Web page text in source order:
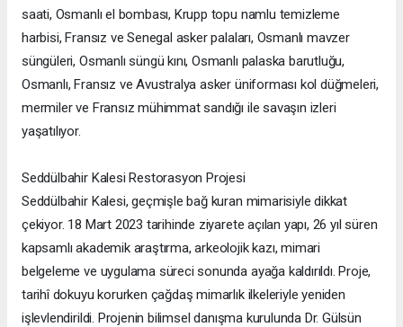
saati, Osmanlı el bombası, Krupp topu namlu temizleme
harbisi, Fransız ve Senegal asker palaları, Osmanlı mavzer
süngüleri, Osmanlı süngü kını, Osmanlı palaska barutluğu,
Osmanlı, Fransız ve Avustralya asker üniforması kol düğmeleri,
mermiler ve Fransız mühimmat sandığı ile savaşın izleri
yaşatılıyor.
Seddülbahir Kalesi Restorasyon Projesi
Seddülbahir Kalesi, geçmişle bağ kuran mimarisiyle dikkat
çekiyor. 18 Mart 2023 tarihinde ziyarete açılan yapı, 26 yıl süren
kapsamlı akademik araştırma, arkeolojik kazı, mimari
belgeleme ve uygulama süreci sonunda ayağa kaldırıldı. Proje,
tarihî dokuyu korurken çağdaş mimarlık ilkeleriyle yeniden
işlevlendirildi. Projenin bilimsel danışma kurulunda Dr. Gülsün